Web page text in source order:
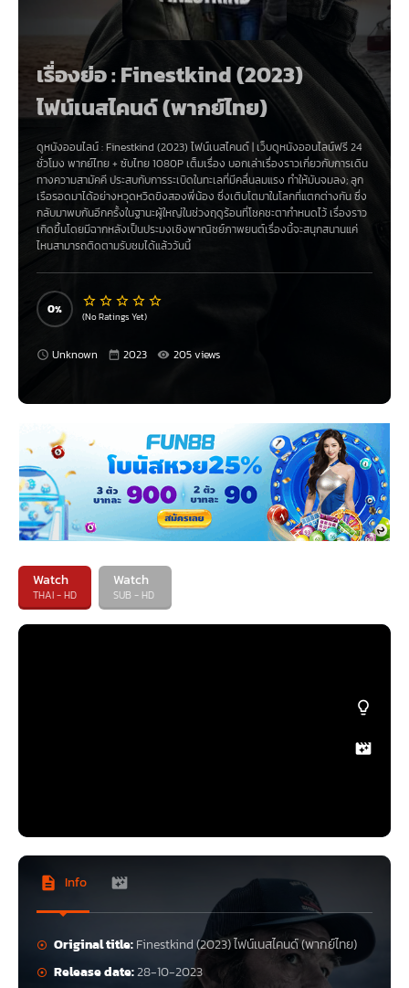
เรื่องย่อ : Finestkind (2023)
ไฟน์เนสไคนด์ (พากย์ไทย)
ดูหนังออนไลน์ :Finestkind (2023) ไฟน์เนสไคนด์|เว็บดูหนังออนไลน์ฟรี 24
ชั่วโมง พากย์ไทย + ซับไทย 1080P เต็มเรื่อง บอกเล่าเรื่องราวเกี่ยวกับการเดิน
ทางความสามัคคี ประสบกับการระเบิดในทะเลที่มีคลื่นลมแรง ทำให้มันจมลง; ลูก
เรือรอดมาได้อย่างหวุดหวิดขิงสองพี่น้อง ซึ่งเติบโตมาในโลกที่แตกต่างกัน ซึ่ง
กลับมาพบกันอีกครั้งในฐานะผู้ใหญ่ในช่วงฤดูร้อนที่โชคชะตากำหนดไว้ เรื่องราว
เกิดขึ้นโดยมีฉากหลังเป็นประมงเชิงพาณิชย์ภาพยนต์เรื่องนี้จะสนุกสนานแค่
ไหนสามารถติดตามรับชมได้แล้ววันนี้
0 (No Ratings Yet)
Unknown 2023 205 views
Watch
THAI - HD
Watch
SUB - HD
Info
Original title:Finestkind (2023) ไฟน์เนสไคนด์ (พากย์ไทย)
Release date:28-10-2023